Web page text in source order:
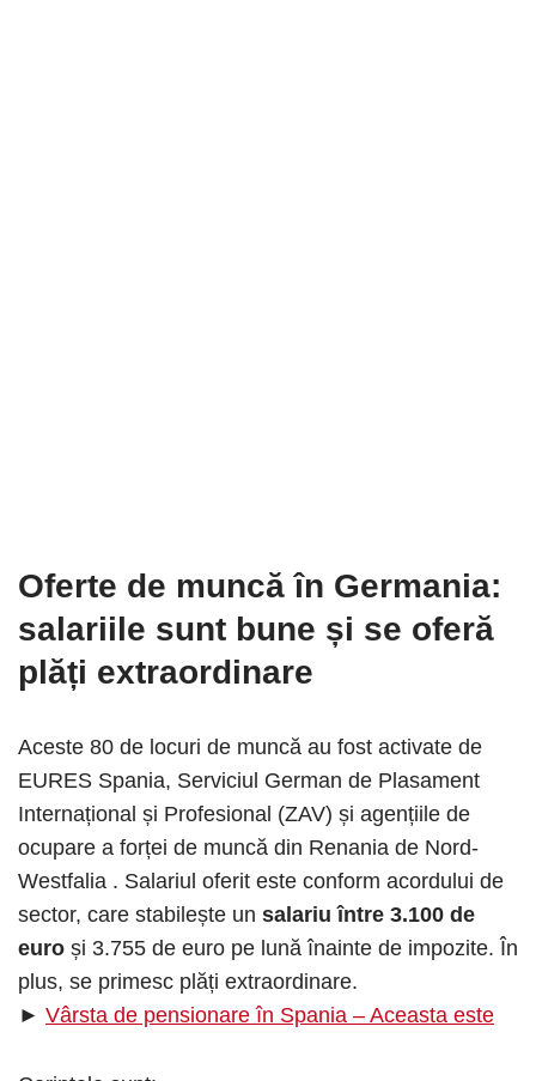
Oferte de muncă în Germania:
salariile sunt bune și se oferă
plăți extraordinare
Aceste 80 de locuri de muncă au fost activate de
EURES Spania, Serviciul German de Plasament
Internațional și Profesional (ZAV) și agențiile de
ocupare a forței de muncă din Renania de Nord-
Westfalia . Salariul oferit este conform acordului de
sector, care stabilește un salariu între 3.100 de
euro și 3.755 de euro pe lună înainte de impozite. În
plus, se primesc plăți extraordinare.
► Vârsta de pensionare în Spania – Aceasta este